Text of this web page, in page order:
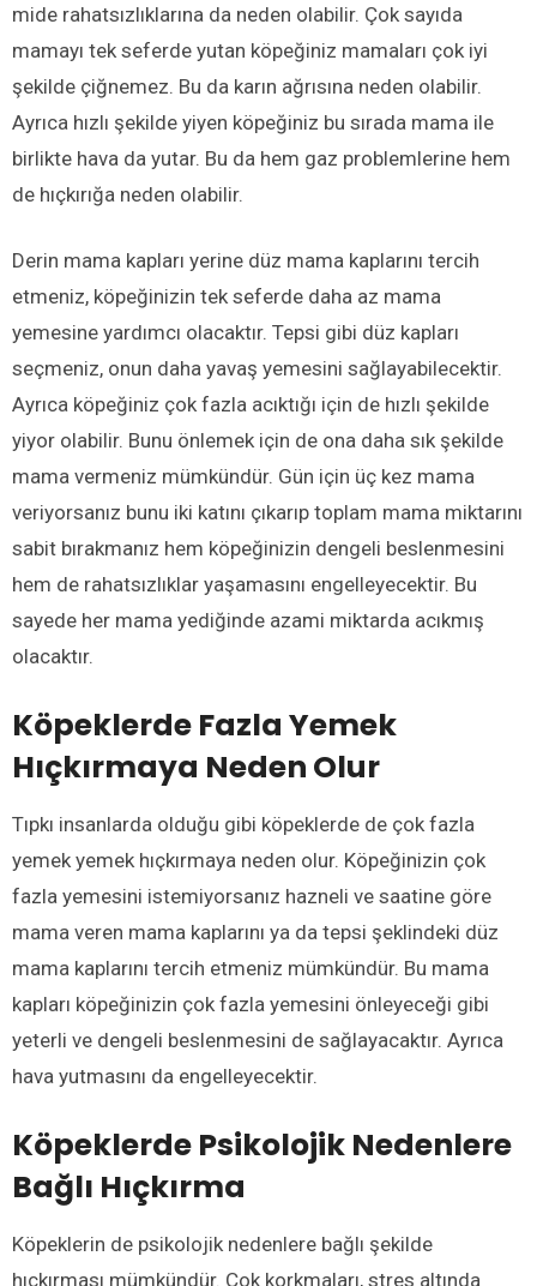
mide rahatsızlıklarına da neden olabilir. Çok sayıda
mamayı tek seferde yutan köpeğiniz mamaları çok iyi
şekilde çiğnemez. Bu da karın ağrısına neden olabilir.
Ayrıca hızlı şekilde yiyen köpeğiniz bu sırada mama ile
birlikte hava da yutar. Bu da hem gaz problemlerine hem
de hıçkırığa neden olabilir.
Derin mama kapları yerine düz mama kaplarını tercih
etmeniz, köpeğinizin tek seferde daha az mama
yemesine yardımcı olacaktır. Tepsi gibi düz kapları
seçmeniz, onun daha yavaş yemesini sağlayabilecektir.
Ayrıca köpeğiniz çok fazla acıktığı için de hızlı şekilde
yiyor olabilir. Bunu önlemek için de ona daha sık şekilde
mama vermeniz mümkündür. Gün için üç kez mama
veriyorsanız bunu iki katını çıkarıp toplam mama miktarını
sabit bırakmanız hem köpeğinizin dengeli beslenmesini
hem de rahatsızlıklar yaşamasını engelleyecektir. Bu
sayede her mama yediğinde azami miktarda acıkmış
olacaktır.
Köpeklerde Fazla Yemek
Hıçkırmaya Neden Olur
Tıpkı insanlarda olduğu gibi köpeklerde de çok fazla
yemek yemek hıçkırmaya neden olur. Köpeğinizin çok
fazla yemesini istemiyorsanız hazneli ve saatine göre
mama veren mama kaplarını ya da tepsi şeklindeki düz
mama kaplarını tercih etmeniz mümkündür. Bu mama
kapları köpeğinizin çok fazla yemesini önleyeceği gibi
yeterli ve dengeli beslenmesini de sağlayacaktır. Ayrıca
hava yutmasını da engelleyecektir.
Köpeklerde Psikolojik Nedenlere
Bağlı Hıçkırma
Köpeklerin de psikolojik nedenlere bağlı şekilde
hıçkırması mümkündür. Çok korkmaları, stres altında